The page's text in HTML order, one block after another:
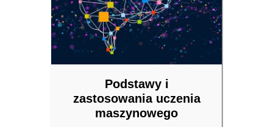
Podstawy i
zastosowania uczenia
maszynowego